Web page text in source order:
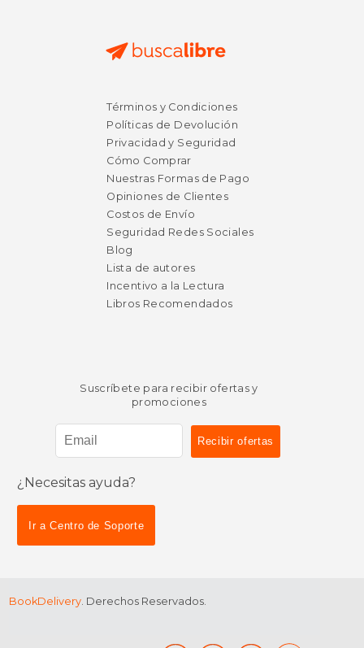
$ 38.25
30%
dcto.
Términos y Condiciones
Políticas de Devolución
Privacidad y Seguridad
Cómo Comprar
Nuestras Formas de Pago
Opiniones de Clientes
Costos de Envío
Seguridad Redes Sociales
Blog
Lista de autores
Incentivo a la Lectura
Libros Recomendados
Suscríbete para recibir ofertas y
promociones
¿Necesitas ayuda?
Ir a Centro de Soporte
BookDelivery. Derechos Reservados.